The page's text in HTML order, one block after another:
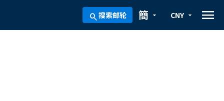
search搜索邮轮 arrow_drop_down
簡 arrow_drop_down
CNY menu